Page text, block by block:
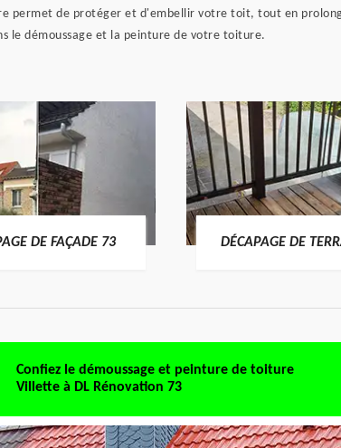
permet de protéger et d'embellir votre toit, tout en
le démoussage et la peinture de votre toiture.
DE FAÇADE 73 DÉCAPAGE DE
Confiez le démoussage et peinture de toiture
Villette à DL Rénovation 73